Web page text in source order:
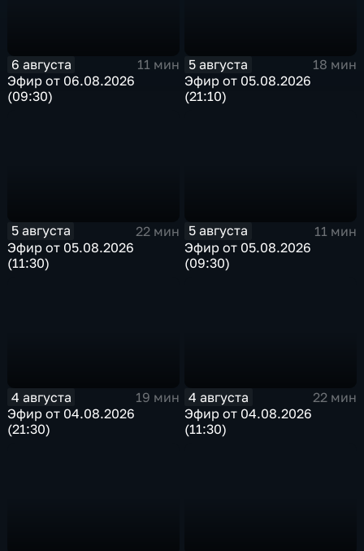
6 августа
11 мин
Эфир от 06.08.2026
(09:30)
5 августа
18 мин
Эфир от 05.08.2026
(21:10)
5 августа
22 мин
Эфир от 05.08.2026
(11:30)
5 августа
11 мин
Эфир от 05.08.2026
(09:30)
4 августа
19 мин
Эфир от 04.08.2026
(21:30)
4 августа
22 мин
Эфир от 04.08.2026
(11:30)